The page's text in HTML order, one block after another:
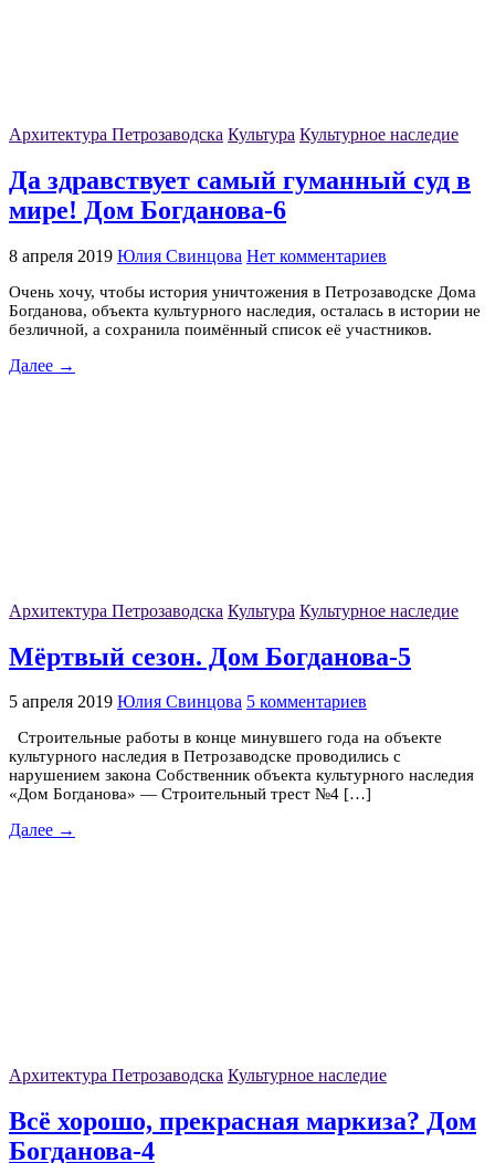
Архитектура Петрозаводска Культура Культурное наследие
Да здравствует самый гуманный суд в
мире! Дом Богданова-6
8 апреля 2019 Юлия Свинцова Нет комментариев
Очень хочу, чтобы история уничтожения в Петрозаводске Дома
Богданова, объекта культурного наследия, осталась в истории не
безличной, а сохранила поимённый список её участников.
Далее →
Архитектура Петрозаводска Культура Культурное наследие
Мёртвый сезон. Дом Богданова-5
5 апреля 2019 Юлия Свинцова 5 комментариев
Строительные работы в конце минувшего года на объекте
культурного наследия в Петрозаводске проводились с
нарушением закона Собственник объекта культурного наследия
«Дом Богданова» — Строительный трест №4 […]
Далее →
Архитектура Петрозаводска Культурное наследие
Всё хорошо, прекрасная маркиза? Дом
Богданова-4